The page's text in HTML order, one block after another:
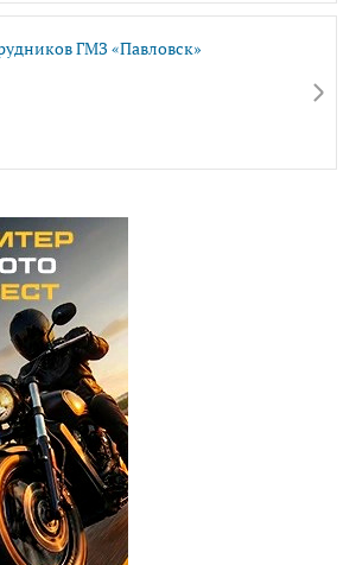
ГМЗ «Павловск»